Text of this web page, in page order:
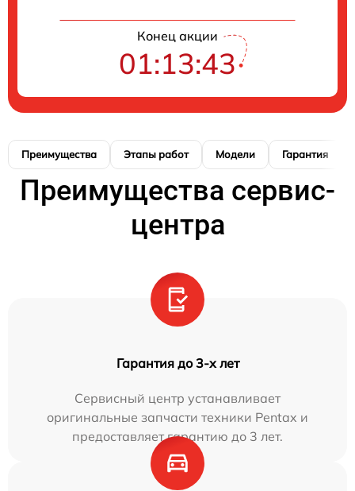
Конец акции
01:13:42
Преимущества Этапы работ Модели Гарантия
Преимущества сервис-
центра
Гарантия до 3-х лет
Сервисный центр устанавливает
оригинальные запчасти техники Pentax и
предоставляет гарантию до 3 лет.